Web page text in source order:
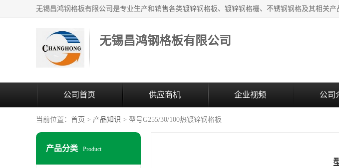
无锡昌鸿钢格板有限公司
公司首页 供应商机 企业视频 公司
当前位置： 首页 > 产品知识 > 型号G255/30/100热镀锌钢格板
产品分类 Product